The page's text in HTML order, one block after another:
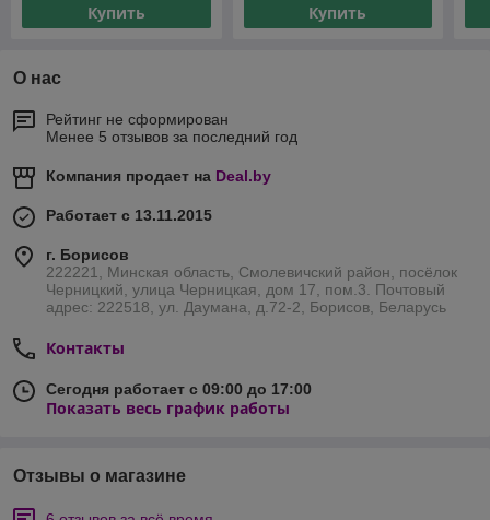
Купить Купить
О нас
Рейтинг не сформирован
Менее 5 отзывов за последний год
Компания продает на Deal.by
Работает с 13.11.2015
г. Борисов
222221, Минская область, Смолевичский район, посёлок
Черницкий, улица Черницкая, дом 17, пом.3. Почтовый
адрес: 222518, ул. Даумана, д.72-2, Борисов, Беларусь
Контакты
Сегодня работает с 09:00 до 17:00
Показать весь график работы
Отзывы о магазине